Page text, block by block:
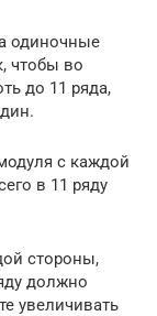
одиночные
чтобы во
до 11 ряда,
с каждой
в 11 ряду
стороны,
должно
увеличивать